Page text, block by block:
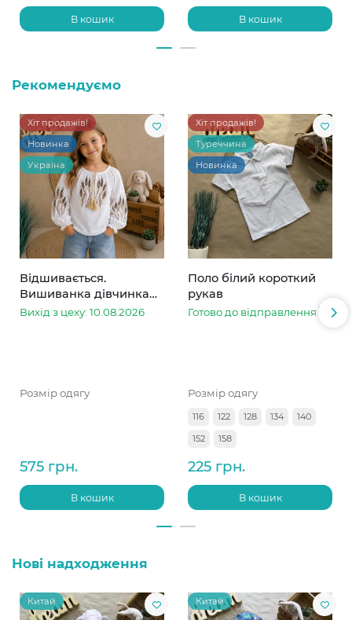
В кошик В кошик
Рекомендуємо
Хіт продажів!
Новинка
Україна
Відшивається.
Вишиванка дівчинка
колоски
Вихід з цеху: 10.08.2026
Розмір одягу
575 грн.
В кошик
Хіт продажів!
Туреччина
Новинка
Поло білий короткий
рукав
Готово до відправлення
Розмір одягу
116 122 128 134
140
152
158
225 грн.
В кошик
Нові надходження
Китай Китай